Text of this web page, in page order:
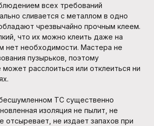
всех требований
сливается с металлом в одно
чрезвычайно прочным клеем.
что их можно клеить даже на
нет необходимости. Мастера не
пузырьков, поэтому
расслоиться или отклеиться ни
ТС существенно
изоляция не пылит, не
отсыревает, не издает запахов при